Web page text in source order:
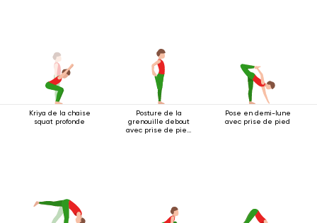
Kriya de la chaise
squat profonde
Posture de la
grenouille debout
avec prise de pied
Pose en demi-lune
avec prise de pied